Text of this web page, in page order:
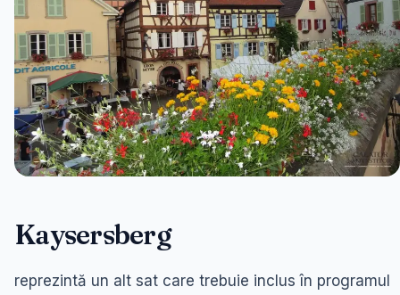
Kaysersberg
reprezintă un alt sat care trebuie inclus în programul